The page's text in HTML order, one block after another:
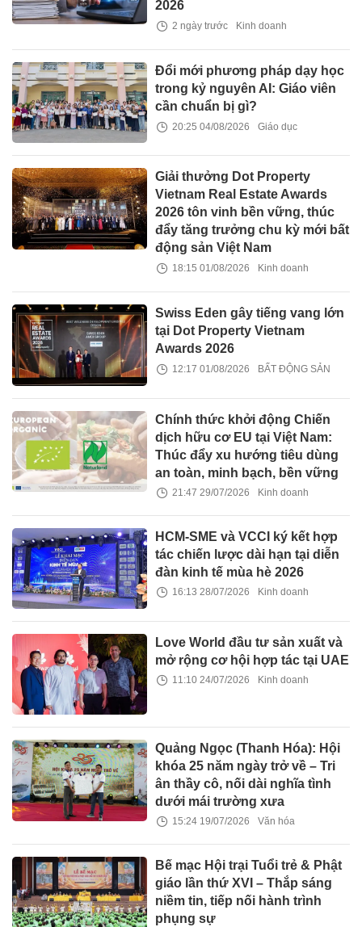
2026
2 ngày trước Kinh doanh
Đổi mới phương pháp dạy học
trong kỷ nguyên AI: Giáo viên
cần chuẩn bị gì?
20:25 04/08/2026 Giáo dục
Giải thưởng Dot Property
Vietnam Real Estate Awards
2026 tôn vinh bền vững, thúc
đẩy tăng trưởng chu kỳ mới bất
động sản Việt Nam
18:15 01/08/2026 Kinh doanh
Swiss Eden gây tiếng vang lớn
tại Dot Property Vietnam
Awards 2026
12:17 01/08/2026 BẤT ĐỘNG SẢN
Chính thức khởi động Chiến
dịch hữu cơ EU tại Việt Nam:
Thúc đẩy xu hướng tiêu dùng
an toàn, minh bạch, bền vững
21:47 29/07/2026 Kinh doanh
HCM-SME và VCCI ký kết hợp
tác chiến lược dài hạn tại diễn
đàn kinh tế mùa hè 2026
16:13 28/07/2026 Kinh doanh
Love World đầu tư sản xuất và
mở rộng cơ hội hợp tác tại UAE
11:10 24/07/2026 Kinh doanh
Quảng Ngọc (Thanh Hóa): Hội
khóa 25 năm ngày trở về – Tri
ân thầy cô, nối dài nghĩa tình
dưới mái trường xưa
15:24 19/07/2026 Văn hóa
Bế mạc Hội trại Tuổi trẻ & Phật
giáo lần thứ XVI – Thắp sáng
niềm tin, tiếp nối hành trình
phụng sự